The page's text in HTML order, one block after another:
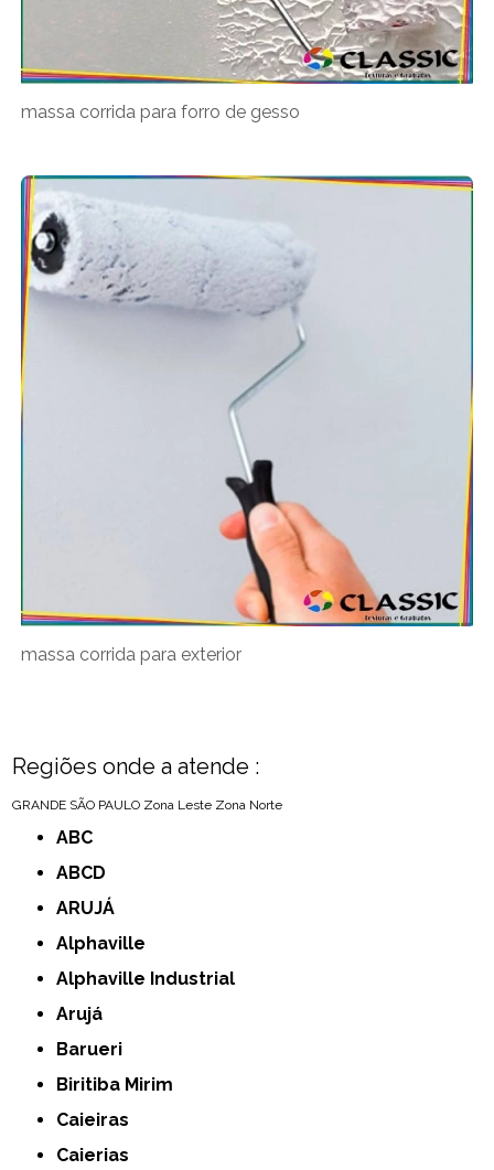
massa corrida para forro de gesso
massa corrida para exterior
Regiões onde a atende :
GRANDE SÃO PAULO Zona Leste Zona Norte
ABC
ABCD
ARUJÁ
Alphaville
Alphaville Industrial
Arujá
Barueri
Biritiba Mirim
Caieiras
Caierias